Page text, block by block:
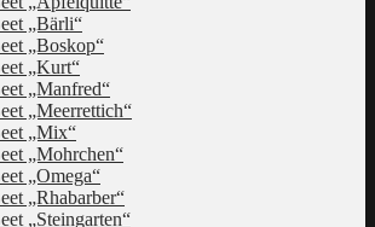
„Bärli“
„Boskop“
„Kurt“
„Manfred“
„Meerrettich“
„Mix“
„Mohrchen“
„Omega“
„Rhabarber“
„Steingarten“